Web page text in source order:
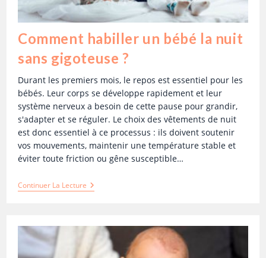
Comment habiller un bébé la nuit
sans gigoteuse ?
Durant les premiers mois, le repos est essentiel pour les
bébés. Leur corps se développe rapidement et leur
système nerveux a besoin de cette pause pour grandir,
s'adapter et se réguler. Le choix des vêtements de nuit
est donc essentiel à ce processus : ils doivent soutenir
vos mouvements, maintenir une température stable et
éviter toute friction ou gêne susceptible…
Continuer La Lecture